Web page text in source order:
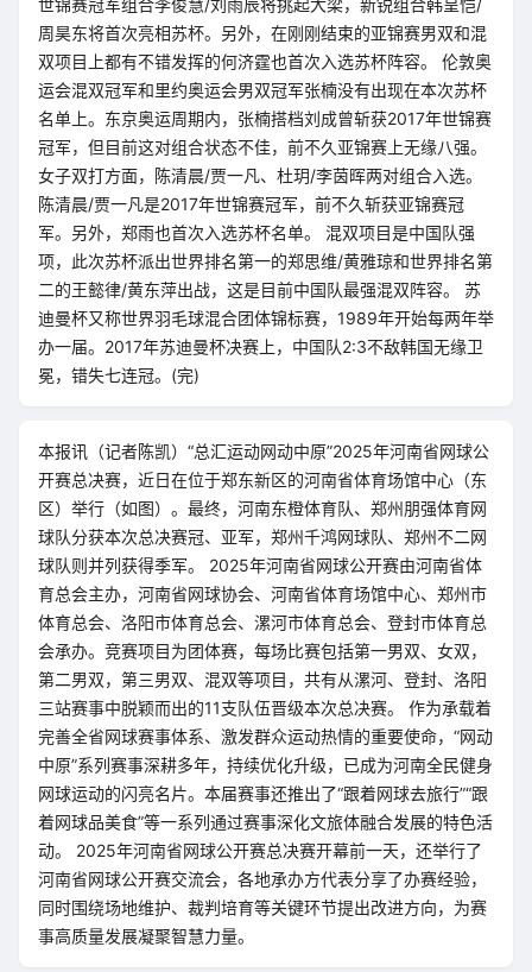
世锦赛冠军组合李俊慧/刘雨辰将挑起大梁，新锐组合韩呈恺/
周昊东将首次亮相苏杯。另外，在刚刚结束的亚锦赛男双和混
双项目上都有不错发挥的何济霆也首次入选苏杯阵容。 伦敦奥
运会混双冠军和里约奥运会男双冠军张楠没有出现在本次苏杯
名单上。东京奥运周期内，张楠搭档刘成曾斩获2017年世锦赛
冠军，但目前这对组合状态不佳，前不久亚锦赛上无缘八强。
女子双打方面，陈清晨/贾一凡、杜玥/李茵晖两对组合入选。
陈清晨/贾一凡是2017年世锦赛冠军，前不久斩获亚锦赛冠
军。另外，郑雨也首次入选苏杯名单。 混双项目是中国队强
项，此次苏杯派出世界排名第一的郑思维/黄雅琼和世界排名第
二的王懿律/黄东萍出战，这是目前中国队最强混双阵容。 苏
迪曼杯又称世界羽毛球混合团体锦标赛，1989年开始每两年举
办一届。2017年苏迪曼杯决赛上，中国队2:3不敌韩国无缘卫
冕，错失七连冠。(完)
本报讯（记者陈凯）“总汇运动网动中原”2025年河南省网球公
开赛总决赛，近日在位于郑东新区的河南省体育场馆中心（东
区）举行（如图）。最终，河南东橙体育队、郑州朋强体育网
球队分获本次总决赛冠、亚军，郑州千鸿网球队、郑州不二网
球队则并列获得季军。 2025年河南省网球公开赛由河南省体
育总会主办，河南省网球协会、河南省体育场馆中心、郑州市
体育总会、洛阳市体育总会、漯河市体育总会、登封市体育总
会承办。竞赛项目为团体赛，每场比赛包括第一男双、女双，
第二男双，第三男双、混双等项目，共有从漯河、登封、洛阳
三站赛事中脱颖而出的11支队伍晋级本次总决赛。 作为承载着
完善全省网球赛事体系、激发群众运动热情的重要使命，“网动
中原”系列赛事深耕多年，持续优化升级，已成为河南全民健身
网球运动的闪亮名片。本届赛事还推出了“跟着网球去旅行”“跟
着网球品美食”等一系列通过赛事深化文旅体融合发展的特色活
动。 2025年河南省网球公开赛总决赛开幕前一天，还举行了
河南省网球公开赛交流会，各地承办方代表分享了办赛经验，
同时围绕场地维护、裁判培育等关键环节提出改进方向，为赛
事高质量发展凝聚智慧力量。